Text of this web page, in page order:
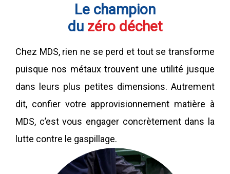
Le champion
du zéro déchet
Chez MDS, rien ne se perd et tout se transforme
puisque nos métaux trouvent une utilité jusque
dans leurs plus petites dimensions. Autrement
dit, confier votre approvisionnement matière à
MDS, c’est vous engager concrètement dans la
lutte contre le gaspillage.